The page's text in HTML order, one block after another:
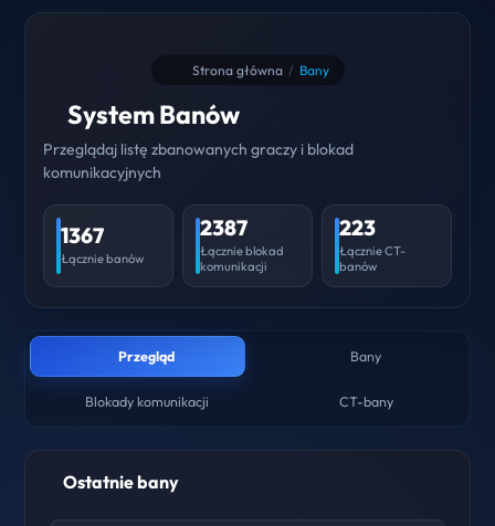
Strona główna / Bany
System Banów
Przeglądaj listę zbanowanych graczy i blokad
komunikacyjnych
1367
Łącznie banów
2387
Łącznie blokad
komunikacji
223
Łącznie CT-
banów
Przegląd Bany
Blokady komunikacji CT-bany
Ostatnie bany